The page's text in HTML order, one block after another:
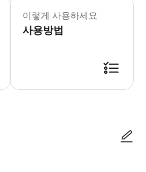
이렇게 사용하세요
사용방법